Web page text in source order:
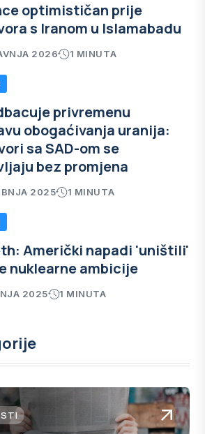
optimističan prije
s Iranom u Islamabadu
2026 1 MINUTA
privremenu
obogaćivanja uranija:
sa SAD-om se
bez promjena
2025 1 MINUTA
Američki napadi 'uništili'
nuklearne ambicije
2025 1 MINUTA